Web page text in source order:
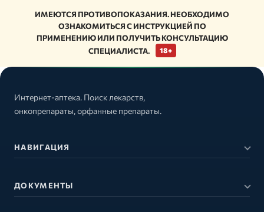
ИМЕЮТСЯ ПРОТИВОПОКАЗАНИЯ. НЕОБХОДИМО
ОЗНАКОМИТЬСЯ С ИНСТРУКЦИЕЙ ПО
ПРИМЕНЕНИЮ ИЛИ ПОЛУЧИТЬ КОНСУЛЬТАЦИЮ
СПЕЦИАЛИСТА.
18+
Интернет-аптека. Поиск лекарств,
онкопрепараты, орфанные препараты.
НАВИГАЦИЯ
ДОКУМЕНТЫ